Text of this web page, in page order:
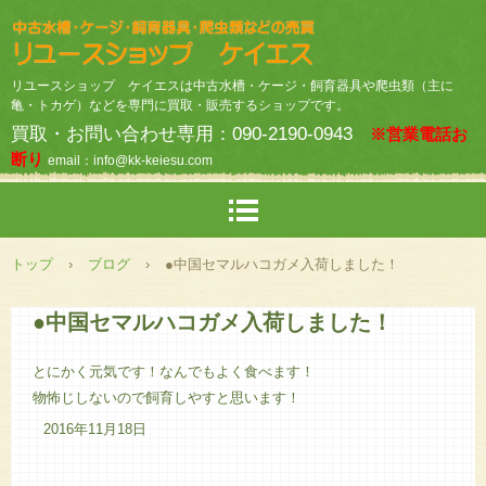
リユースショップ ケイエスは中古水槽・ケージ・飼育器具や爬虫類（主に
亀・トカゲ）などを専門に買取・販売するショップです。
買取・お問い合わせ専用：090-2190-0943
※営業電話お
断り email：info@kk-keiesu.com
トップ › ブログ › ●中国セマルハコガメ入荷しました！
●中国セマルハコガメ入荷しました！
とにかく元気です！なんでもよく食べます！
物怖じしないので飼育しやすと思います！
2016年11月18日